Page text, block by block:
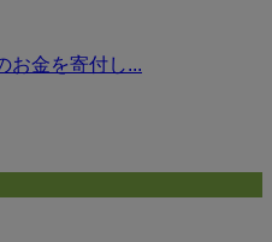
お金を寄付し...